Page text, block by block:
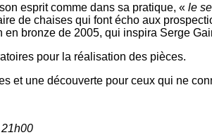
esprit comme dans sa pratique, « le
de chaises qui font écho aux
bronze de 2005, qui inspira Serge
pour la réalisation des pièces.
et une découverte pour ceux qui ne